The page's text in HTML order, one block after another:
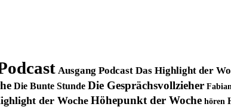
Ausgang Podcast Das Highlight der
Die Bunte Stunde Die Gesprächsvollzieher
der Woche Höhepunkt der Woche hören